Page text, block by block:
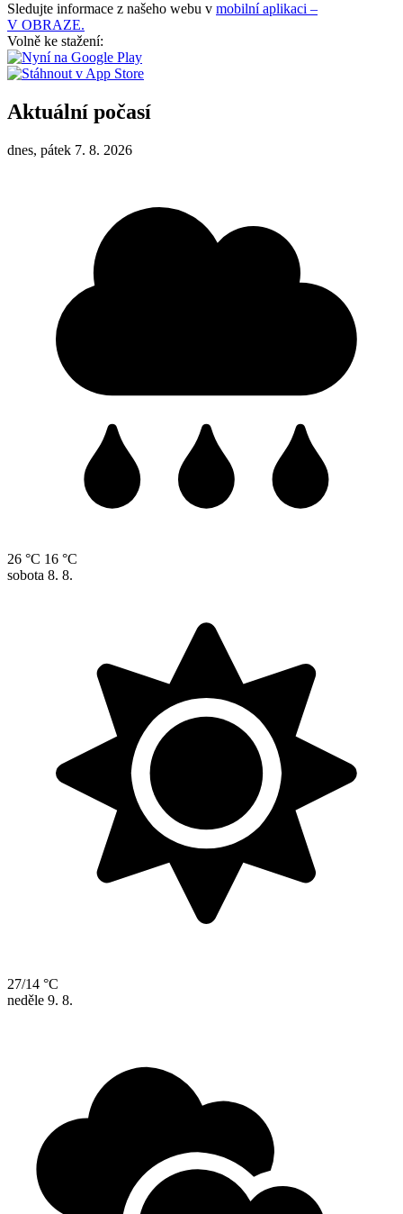
Sledujte informace z našeho webu v mobilní aplikaci –
V OBRAZE.
Volně ke stažení:
Aktuální počasí
dnes, pátek 7. 8. 2026
26 °C 16 °C
sobota 8. 8.
27/14 °C
neděle 9. 8.